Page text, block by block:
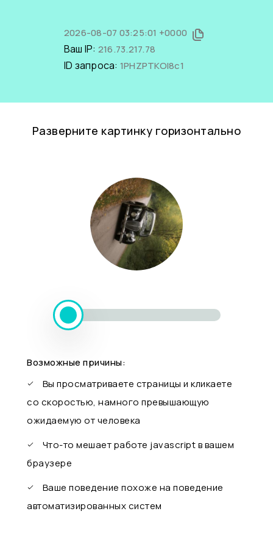
2026-08-07 03:25:01 +0000
Ваш IP: 216.73.217.78
ID запроса: 1PHZPTKOI8c1
Разверните картинку горизонтально
Возможные причины:
Вы просматриваете страницы и кликаете
со скоростью, намного превышающую
ожидаемую от человека
Что-то мешает работе javascript в вашем
браузере
Ваше поведение похоже на поведение
автоматизированных систем